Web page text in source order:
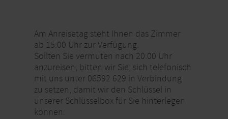
Am Anreisetag steht Ihnen das Zimmer
ab 15:00 Uhr zur Verfügung.
Sollten Sie vermuten nach 20:00 Uhr
anzureisen, bitten wir Sie, sich telefonisch
mit uns unter 06592 629 in Verbindung
zu setzen, damit wir den Schlüssel in
unserer Schlüsselbox für Sie hinterlegen
können.